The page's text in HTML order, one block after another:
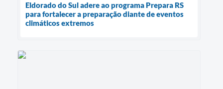
Eldorado do Sul adere ao programa Prepara RS
para fortalecer a preparação diante de eventos
climáticos extremos